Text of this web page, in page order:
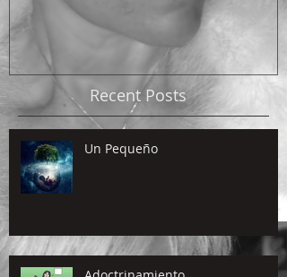
Recent Posts
Un Pequeño